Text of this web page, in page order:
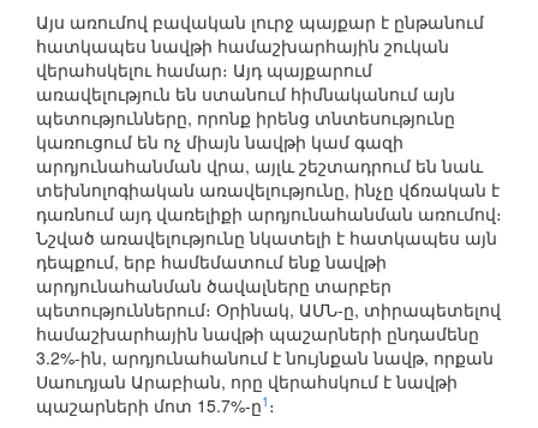
Այս առումով բավական լուրջ պայքար է ընթանում
հատկապես նավթի համաշխարհային շուկան
վերահսկելու համար։ Այդ պայքարում
առավելություն են ստանում հիմնականում այն
պետությունները, որոնք իրենց տնտեսությունը
կառուցում են ոչ միայն նավթի կամ գազի
արդյունահանման վրա, այլև շեշտադրում են նաև
տեխնոլոգիական առավելությունը, ինչը վճռական է
դառնում այդ վառելիքի արդյունահանման առումով։
Նշված առավելությունը նկատելի է հատկապես այն
դեպքում, երբ համեմատում ենք նավթի
արդյունահանման ծավալները տարբեր
պետություններում։ Օրինակ, ԱՄՆ-ը, տիրապետելով
համաշխարհային նավթի պաշարների ընդամենը
3.2%-ին, արդյունահանում է նույնքան նավթ, որքան
Սաուդյան Արաբիան, որը վերահսկում է նավթի
պաշարների մոտ 15.7%-ը1 ։